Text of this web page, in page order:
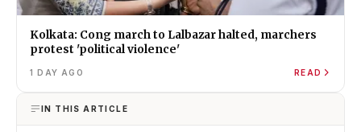
Kolkata: Cong march to Lalbazar halted, marchers
protest 'political violence'
1 DAY AGO READ
IN THIS ARTICLE